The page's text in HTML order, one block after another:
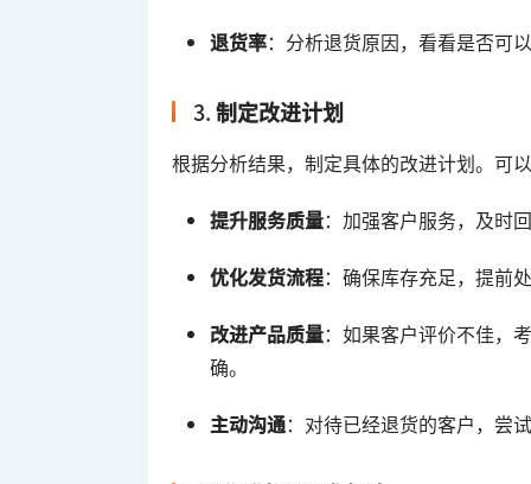
退货率：分析退货原因，看看是否可
3.制定改进计划
根据分析结果，制定具体的改进计划。可
提升服务质量：加强客户服务，及时
优化发货流程：确保库存充足，提前
改进产品质量：如果客户评价不佳，
确。
主动沟通：对待已经退货的客户，尝